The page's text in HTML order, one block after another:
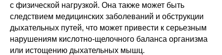
с физической нагрузкой. Она также может быть
следствием медицинских заболеваний и обструкции
дыхательных путей, что может привести к серьезным
нарушениям кислотно-щелочного баланса организма
или истощению дыхательных мышц.